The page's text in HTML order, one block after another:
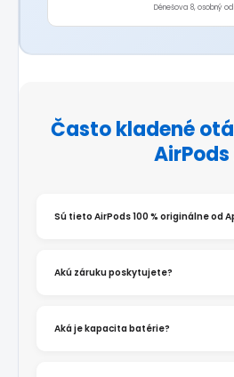
Dénešova 8, osobný
Často kladené
AirPods
Sú tieto AirPods 100 % originálne od
Áno, všetky AirPods sú
produkty. Pri renovácii
komponenty čistíme a
Akú záruku poskytujete?
Poskytujeme záruku 12
riešime akýkoľvek funkčný
Aká je kapacita batérie?